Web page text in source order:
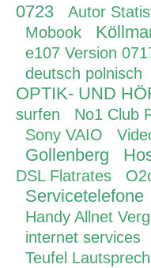
0723 Autor
Mobook
e107 Version
deutsch polnisch
OPTIK- UND
surfen No1 Club
Sony VAIO
Gollenberg
DSL Flatrates
Servicetelefone
Handy Allnet
internet services
Teufel